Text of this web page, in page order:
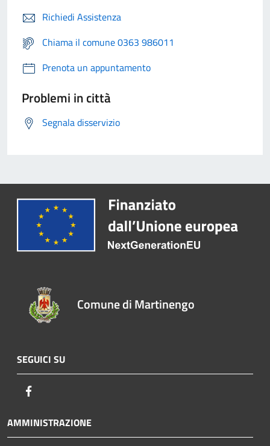
Richiedi Assistenza
Chiama il comune 0363 986011
Prenota un appuntamento
Problemi in città
Segnala disservizio
Comune di Martinengo
SEGUICI SU
AMMINISTRAZIONE